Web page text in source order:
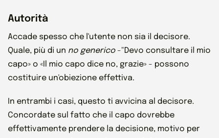
Autorità
Accade spesso che l'utente non sia il decisore.
Quale, più di un no generico -"Devo consultare il mio
capo» o «Il mio capo dice no, grazie» - possono
costituire un'obiezione effettiva.
In entrambi i casi, questo ti avvicina al decisore.
Concordate sul fatto che il capo dovrebbe
effettivamente prendere la decisione, motivo per